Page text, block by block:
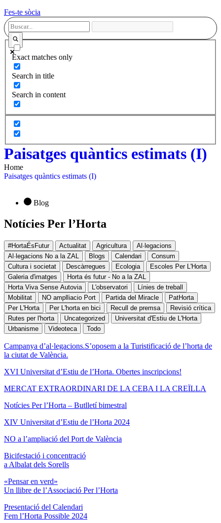
Fes-te sòcia
Exact matches only
Search in title
Search in content
Paisatges quàntics estimats (I)
Home
Paisatges quàntics estimats (I)
Blog
Notícies Per l’Horta
#HortaÉsFutur Actualitat Agricultura
Al·legacions
Al·legacions No a la ZAL
Blogs Calendari
Consum
Cultura i societat
Descàrregues Ecologia
Escoles Per L'Horta
Galeria d'imatges
Horta és futur - No a la ZAL
Horta Viva Sense Autovia
L'observatori
Línies de treball
Mobilitat
NO amplliacio Port Partida del Miracle
PatHorta
Per L'Horta
Per L'horta en bici Recull de premsa
Revisió crítica
Rutes per l'horta
Uncategorized
Universitat d'Estiu de L'Horta
Urbanisme
Videoteca Todo
Campanya d’al·legacions.S’oposem a la Turistificació de l’horta de
la ciutat de València.
XVI Universitat d’Estiu de l’Horta. Obertes inscripcions!
MERCAT EXTRAORDINARI DE LA CEBA I LA CREÏLLA
Notícies Per l’Horta – Butlletí bimestral
XIV Universitat d’Estiu de l’Horta 2024
NO a l’ampliació del Port de València
Bicifestació i concentració
a Albalat dels Sorells
«Pensar en verd»
Un llibre de l’Associació Per l’Horta
Presentació del Calendari
Fem l’Horta Possible 2024